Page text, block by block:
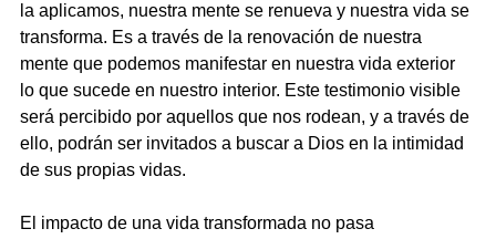
la aplicamos, nuestra mente se renueva y nuestra vida se
transforma. Es a través de la renovación de nuestra
mente que podemos manifestar en nuestra vida exterior
lo que sucede en nuestro interior. Este testimonio visible
será percibido por aquellos que nos rodean, y a través de
ello, podrán ser invitados a buscar a Dios en la intimidad
de sus propias vidas.
El impacto de una vida transformada no pasa